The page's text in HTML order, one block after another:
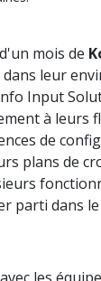
mois de
leur
Input
à leurs
de
plans de
parti dans